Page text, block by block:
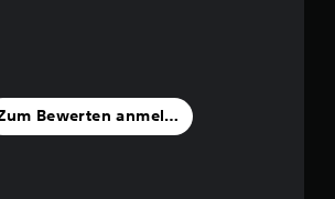
Bewerten anmelden